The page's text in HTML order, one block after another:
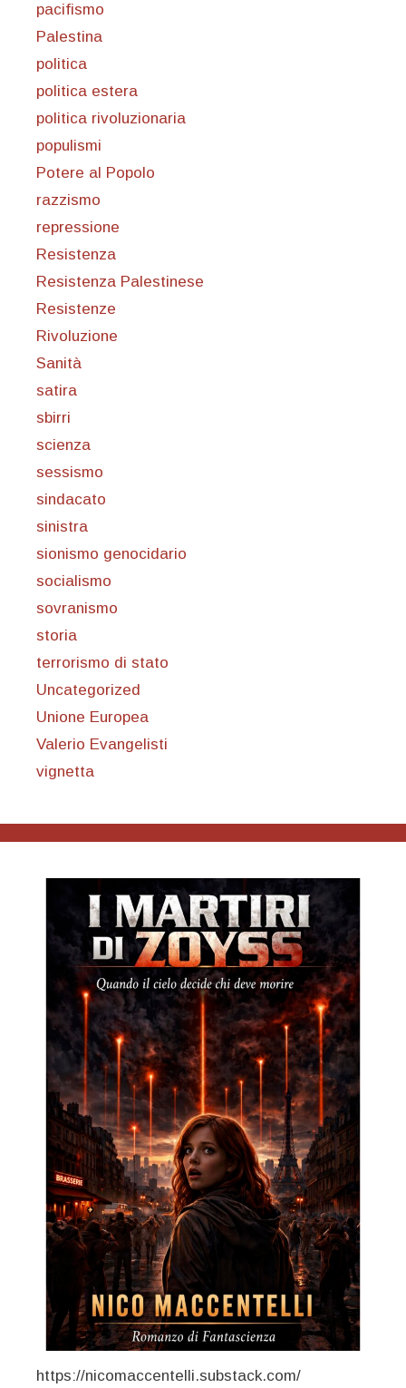
pacifismo
Palestina
politica
politica estera
politica rivoluzionaria
populismi
Potere al Popolo
razzismo
repressione
Resistenza
Resistenza Palestinese
Resistenze
Rivoluzione
Sanità
satira
sbirri
scienza
sessismo
sindacato
sinistra
sionismo genocidario
socialismo
sovranismo
storia
terrorismo di stato
Uncategorized
Unione Europea
Valerio Evangelisti
vignetta
https://nicomaccentelli.substack.com/